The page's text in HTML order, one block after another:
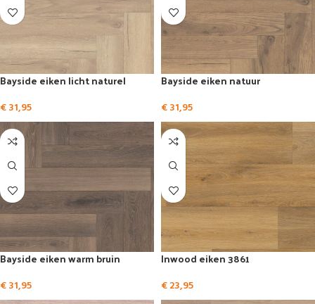
Bayside eiken licht naturel
€31,95
Bayside eiken natuur
€31,95
Bayside eiken warm bruin
€31,95
Inwood eiken 3861
€23,95